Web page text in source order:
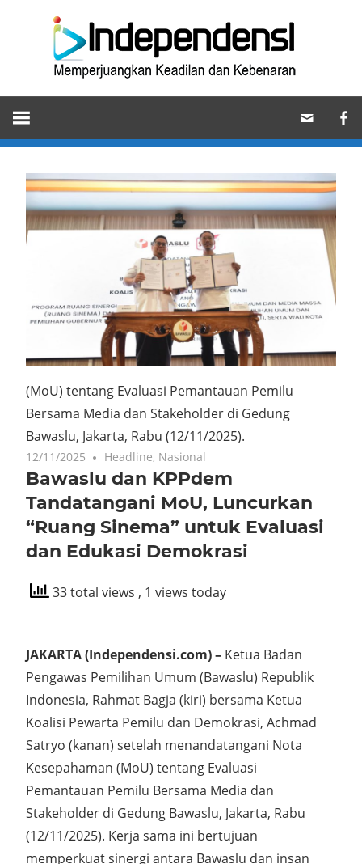
Memperjuangkan
Keadilan
dan
Kebenaran
(MoU) tentang Evaluasi Pemantauan Pemilu
Bersama Media dan Stakeholder di Gedung
Bawaslu, Jakarta, Rabu (12/11/2025).
12/11/2025 Headline, Nasional
Bawaslu dan KPPdem
Tandatangani MoU, Luncurkan
“Ruang Sinema” untuk Evaluasi
dan Edukasi Demokrasi
33 total views , 1 views today
JAKARTA (Independensi.com) – Ketua Badan
Pengawas Pemilihan Umum (Bawaslu) Republik
Indonesia, Rahmat Bagja (kiri) bersama Ketua
Koalisi Pewarta Pemilu dan Demokrasi, Achmad
Satryo (kanan) setelah menandatangani Nota
Kesepahaman (MoU) tentang Evaluasi
Pemantauan Pemilu Bersama Media dan
Stakeholder di Gedung Bawaslu, Jakarta, Rabu
(12/11/2025). Kerja sama ini bertujuan
memperkuat sinergi antara Bawaslu dan insan